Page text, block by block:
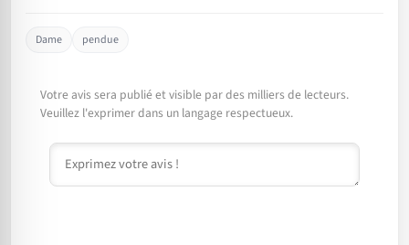
Dame pendue
Votre avis sera publié et visible par des milliers de lecteurs.
Veuillez l'exprimer dans un langage respectueux.
Commentaire